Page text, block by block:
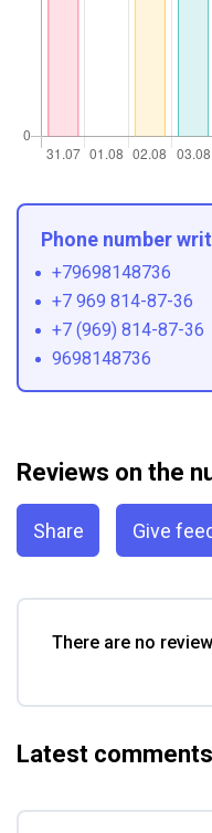
Phone number
+79698148736
+7 969 814-87-36
+7 (969) 814-87-36
9698148736
Reviews on the
Share Give
There are no
Latest